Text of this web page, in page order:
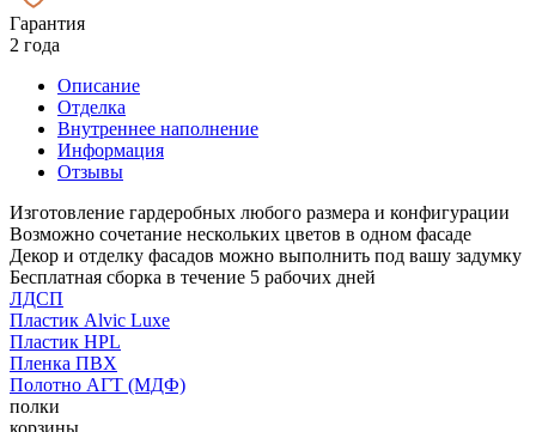
Гарантия
2 года
Описание
Отделка
Внутреннее наполнение
Информация
Отзывы
Изготовление гардеробных любого размера и конфигурации
Возможно сочетание нескольких цветов в одном фасаде
Декор и отделку фасадов можно выполнить под вашу задумку
Бесплатная сборка в течение 5 рабочих дней
ЛДСП
Пластик Alvic Luxe
Пластик HPL
Пленка ПВХ
Полотно АГТ (МДФ)
полки
корзины